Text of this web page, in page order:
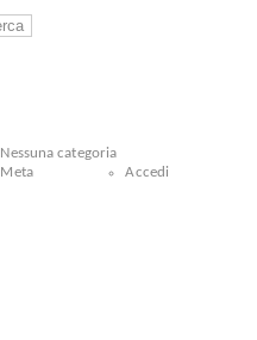
Nessuna categoria
Meta
Accedi